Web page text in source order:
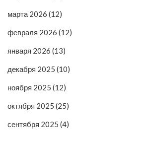
марта 2026 (12)
февраля 2026 (12)
января 2026 (13)
декабря 2025 (10)
ноября 2025 (12)
октября 2025 (25)
сентября 2025 (4)